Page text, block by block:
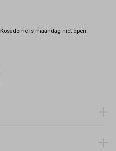
is maandag niet open